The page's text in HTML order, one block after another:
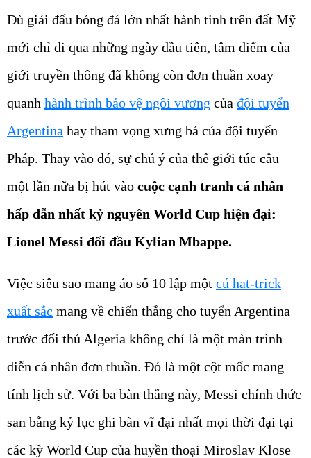
Dù giải đấu bóng đá lớn nhất hành tinh trên đất Mỹ
mới chỉ đi qua những ngày đầu tiên, tâm điểm của
giới truyền thông đã không còn đơn thuần xoay
quanh hành trình bảo vệ ngôi vương của đội tuyển
Argentina hay tham vọng xưng bá của đội tuyển
Pháp. Thay vào đó, sự chú ý của thế giới túc cầu
một lần nữa bị hút vào cuộc cạnh tranh cá nhân
hấp dẫn nhất kỷ nguyên World Cup hiện đại:
Lionel Messi đối đầu Kylian Mbappe.
Việc siêu sao mang áo số 10 lập một cú hat-trick
xuất sắc mang về chiến thắng cho tuyển Argentina
trước đối thủ Algeria không chỉ là một màn trình
diễn cá nhân đơn thuần. Đó là một cột mốc mang
tính lịch sử. Với ba bàn thắng này, Messi chính thức
san bằng kỷ lục ghi bàn vĩ đại nhất mọi thời đại tại
các kỳ World Cup của huyền thoại Miroslav Klose